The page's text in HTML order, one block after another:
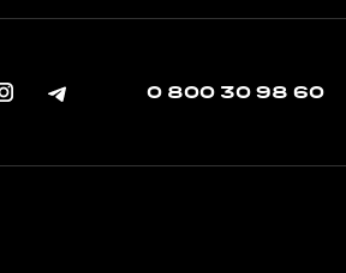
0 800 30 98 60